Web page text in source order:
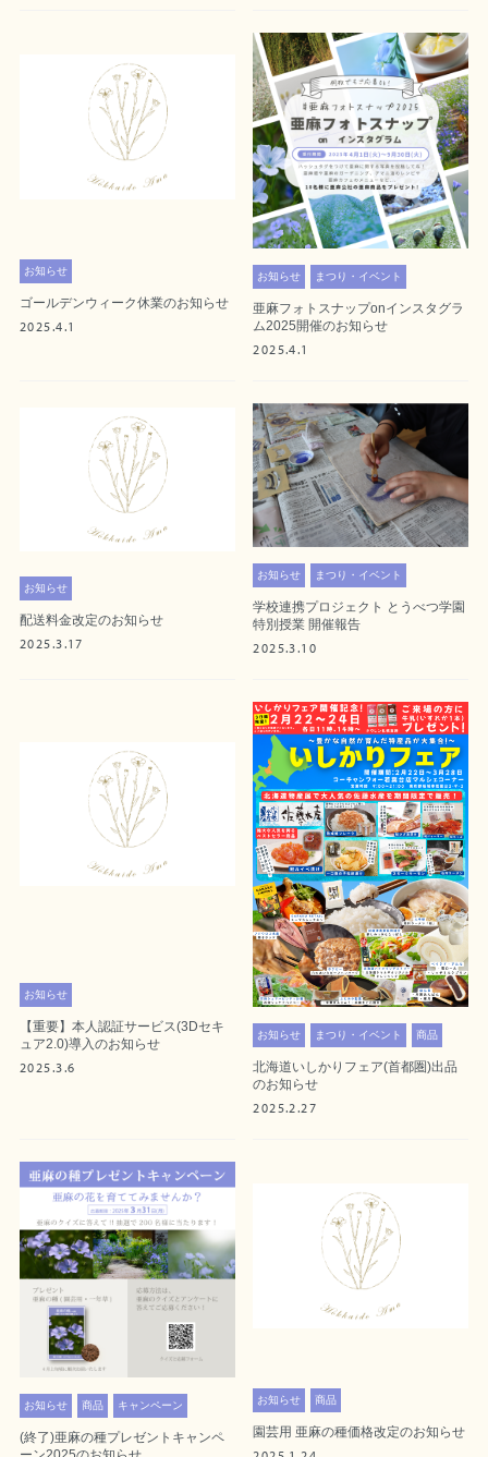
お知らせ
ゴールデンウィーク休業のお知らせ
2025.4.1
お知らせ まつり・イベント
亜麻フォトスナップonインスタグラ
ム2025開催のお知らせ
2025.4.1
お知らせ
配送料金改定のお知らせ
2025.3.17
お知らせ まつり・イベント
学校連携プロジェクト とうべつ学園
特別授業 開催報告
2025.3.10
お知らせ
【重要】本人認証サービス(3Dセキ
ュア2.0)導入のお知らせ
2025.3.6
お知らせ まつり・イベント 商品
北海道いしかりフェア(首都圏)出品
のお知らせ
2025.2.27
お知らせ 商品 キャンペーン
(終了)亜麻の種プレゼントキャンペ
お知らせ 商品
園芸用 亜麻の種価格改定のお知らせ